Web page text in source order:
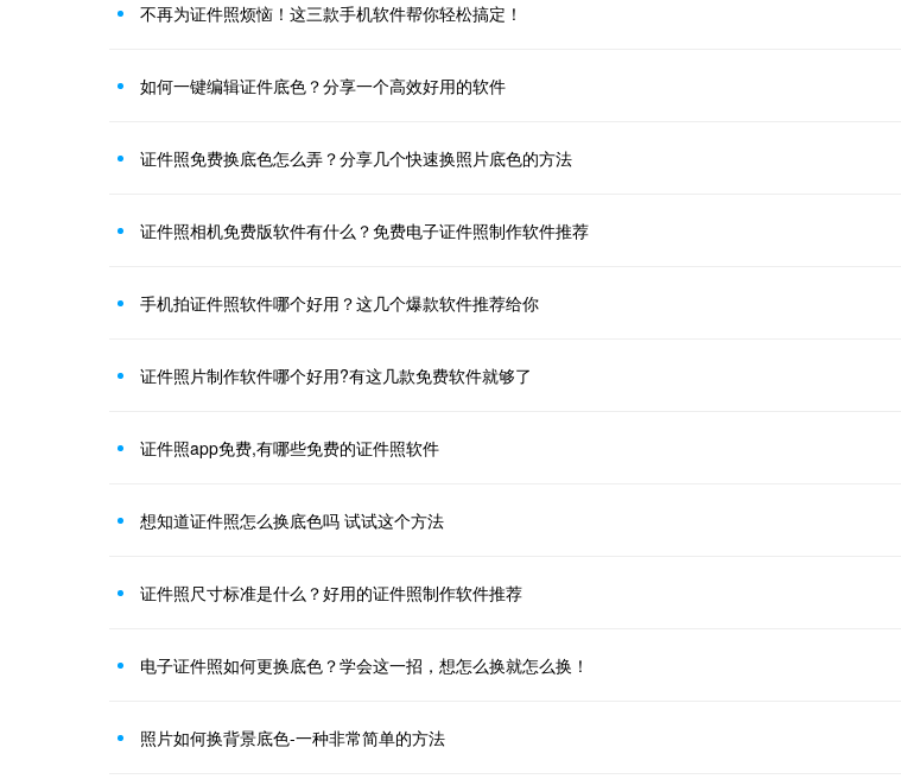
不再为证件照烦恼！这三款手机软件帮你轻松搞定！
如何一键编辑证件底色？分享一个高效好用的软件
证件照免费换底色怎么弄？分享几个快速换照片底色的方法
证件照相机免费版软件有什么？免费电子证件照制作软件推荐
手机拍证件照软件哪个好用？这几个爆款软件推荐给你
证件照片制作软件哪个好用?有这几款免费软件就够了
证件照app免费,有哪些免费的证件照软件
想知道证件照怎么换底色吗 试试这个方法
证件照尺寸标准是什么？好用的证件照制作软件推荐
电子证件照如何更换底色？学会这一招，想怎么换就怎么换！
照片如何换背景底色-一种非常简单的方法